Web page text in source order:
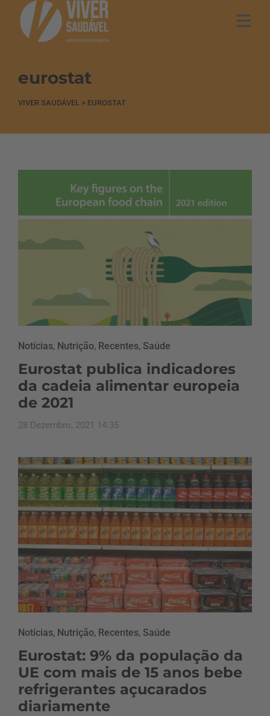
eurostat
VIVER SAUDÁVEL > EUROSTAT
Notícias, Nutrição, Recentes, Saúde
Eurostat publica indicadores
da cadeia alimentar europeia
de 2021
28 Dezembro, 2021 14:35
Notícias, Nutrição, Recentes, Saúde
Eurostat: 9% da população da
UE com mais de 15 anos bebe
refrigerantes açucarados
diariamente